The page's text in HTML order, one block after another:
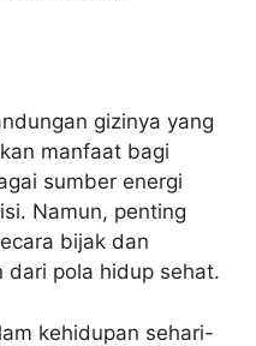
gizinya yang
manfaat bagi
sumber energi
Namun, penting
bijak dan
dari pola hidup sehat.
kehidupan sehari-